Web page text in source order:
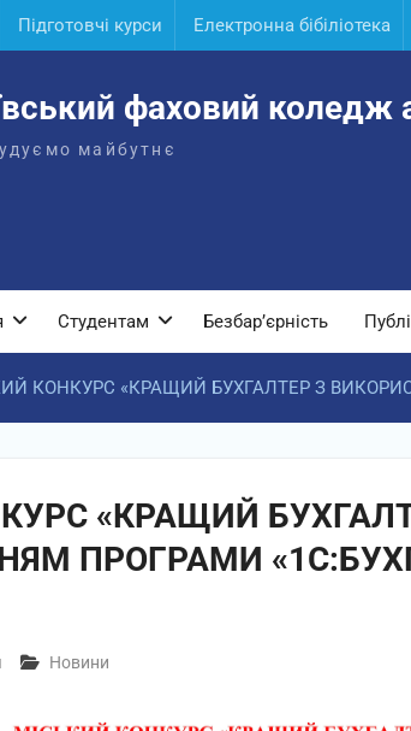
Підготовчі курси Електронна бібіліотека
фаховий коледж
майбутнє
Студентам Безбар’єрність
КОНКУРС «КРАЩИЙ БУХГАЛТЕР З
«КРАЩИЙ
ПРОГРАМИ
Новини